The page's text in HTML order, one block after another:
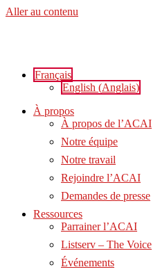
Aller au contenu
Français
English (Anglais)
À propos
À propos de l’ACAI
Notre équipe
Notre travail
Rejoindre l’ACAI
Demandes de presse
Ressources
Parrainer l’ACAI
Listserv – The Voice
Événements